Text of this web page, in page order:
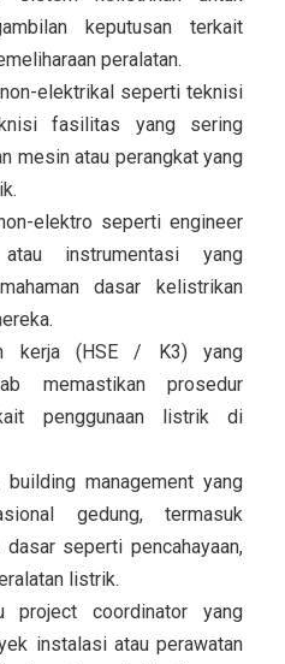
keputusan terkait
peralatan.
elektrikal seperti teknisi
fasilitas yang sering
mesin atau perangkat yang
elektro seperti engineer
instrumentasi yang
dasar kelistrikan
kerja (HSE / K3)yang
memastikan prosedur
penggunaan listrik di
managementyang
gedung, termasuk
seperti pencahayaan,
listrik.
project coordinator yang
instalasi atau perawatan